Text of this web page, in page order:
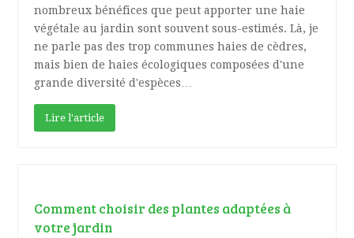
nombreux bénéfices que peut apporter une haie
végétale au jardin sont souvent sous-estimés. Là, je
ne parle pas des trop communes haies de cèdres,
mais bien de haies écologiques composées d'une
grande diversité d'espèces…
Lire l'article
Comment choisir des plantes adaptées à
votre jardin